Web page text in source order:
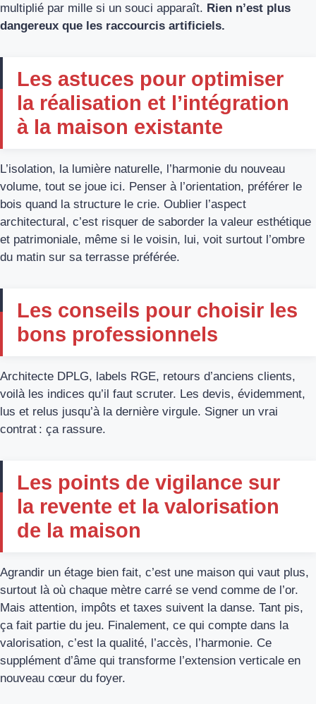
multiplié par mille si un souci apparaît. Rien n’est plus
dangereux que les raccourcis artificiels.
Les astuces pour optimiser
la réalisation et l’intégration
à la maison existante
L’isolation, la lumière naturelle, l’harmonie du nouveau
volume, tout se joue ici. Penser à l’orientation, préférer le
bois quand la structure le crie. Oublier l’aspect
architectural, c’est risquer de saborder la valeur esthétique
et patrimoniale, même si le voisin, lui, voit surtout l’ombre
du matin sur sa terrasse préférée.
Les conseils pour choisir les
bons professionnels
Architecte DPLG, labels RGE, retours d’anciens clients,
voilà les indices qu’il faut scruter. Les devis, évidemment,
lus et relus jusqu’à la dernière virgule. Signer un vrai
contrat : ça rassure.
Les points de vigilance sur
la revente et la valorisation
de la maison
Agrandir un étage bien fait, c’est une maison qui vaut plus,
surtout là où chaque mètre carré se vend comme de l’or.
Mais attention, impôts et taxes suivent la danse. Tant pis,
ça fait partie du jeu. Finalement, ce qui compte dans la
valorisation, c’est la qualité, l’accès, l’harmonie. Ce
supplément d’âme qui transforme l’extension verticale en
nouveau cœur du foyer.